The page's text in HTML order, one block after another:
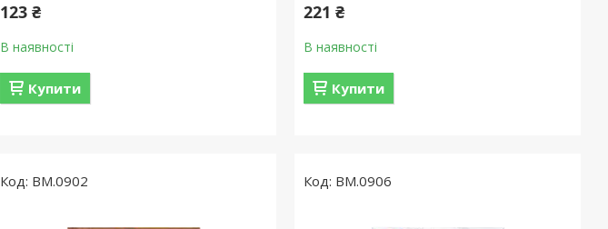
123 ₴
В наявності
Купити
221 ₴
В наявності
Купити
BM.0902 BM.0906